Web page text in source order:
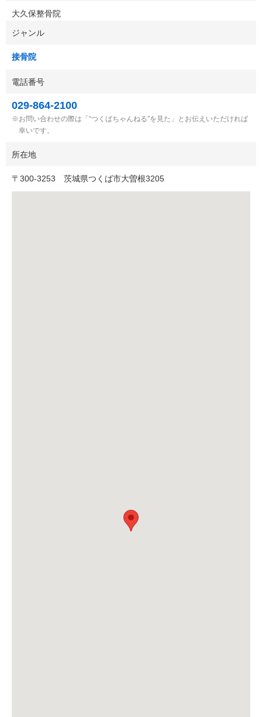
大久保整骨院
ジャンル
接骨院
電話番号
029-864-2100
お問い合わせの際は「“つくばちゃんねる”を見た」とお伝えいただければ
幸いです。
所在地
〒 300-3253 茨城県つくば市大曽根3205